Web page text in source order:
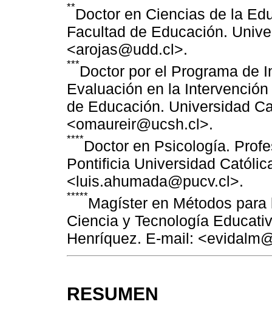
**Doctor en Ciencias de la
Facultad de Educación.
<arojas@udd.cl>.
***Doctor por el Programa de
Evaluación en la
de Educación. Universidad
<omaureir@ucsh.cl>.
****Doctor en Psicología.
Pontificia Universidad
<luis.ahumada@pucv.cl>.
*****Magíster en Métodos
Ciencia y Tecnología
Henríquez. E-mail:
RESUMEN